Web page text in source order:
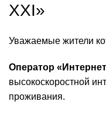
XXI»
Уважаемые жители
Оператор
высокоскоростной
проживания.